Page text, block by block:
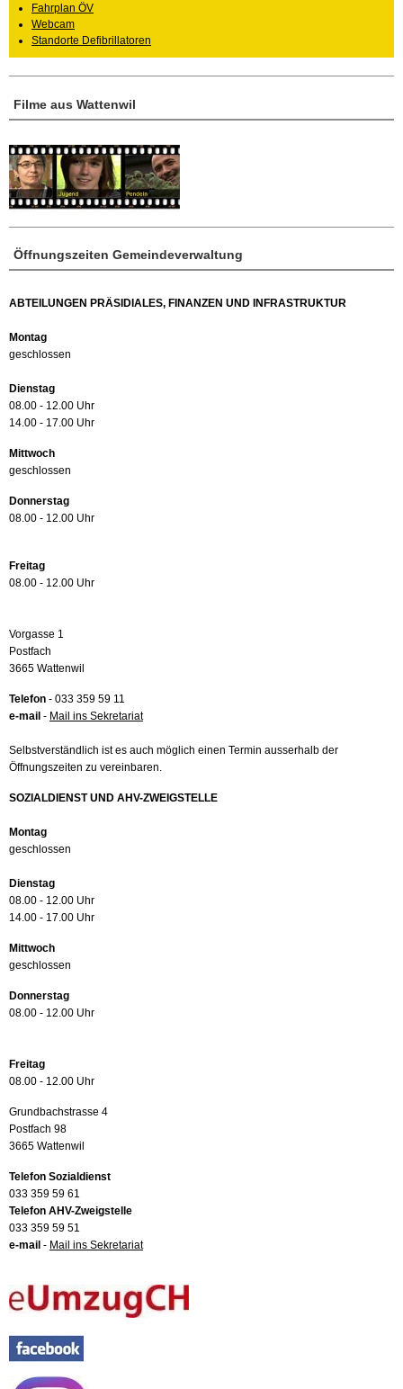
Öffnungszeiten Gemeindeverwaltung
ABTEILUNGEN PRÄSIDIALES, FINANZEN UND INFRASTRUKTUR
Montag
geschlossen
Dienstag
08.00 - 12.00 Uhr
14.00 - 17.00 Uhr
Mittwoch
geschlossen
Donnerstag
08.00 - 12.00 Uhr
Freitag
08.00 - 12.00 Uhr
Vorgasse 1
Postfach
3665 Wattenwil
Telefon - 033 359 59 11
e-mail - Mail ins Sekretariat
Selbstverständlich ist es auch möglich einen Termin ausserhalb der
Öffnungszeiten zu vereinbaren.
SOZIALDIENST UND AHV-ZWEIGSTELLE
Montag
geschlossen
Dienstag
08.00 - 12.00 Uhr
14.00 - 17.00 Uhr
Mittwoch
geschlossen
Donnerstag
08.00 - 12.00 Uhr
Freitag
08.00 - 12.00 Uhr
Grundbachstrasse 4
Postfach 98
3665 Wattenwil
Telefon Sozialdienst
033 359 59 61
Telefon AHV-Zweigstelle
033 359 59 51
e-mail - Mail ins Sekretariat
Filme aus Wattenwil
Fahrplan ÖV
Webcam
Standorte Defibrillatoren